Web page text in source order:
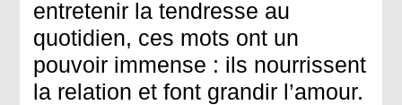
entretenir la tendresse au
quotidien, ces mots ont un
pouvoir immense : ils nourrissent
la relation et font grandir l’amour.